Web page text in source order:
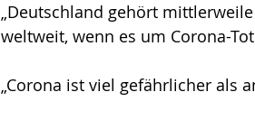
„Deutschland gehört
weltweit, wenn es um Corona-
„Corona ist viel gefährlicher als